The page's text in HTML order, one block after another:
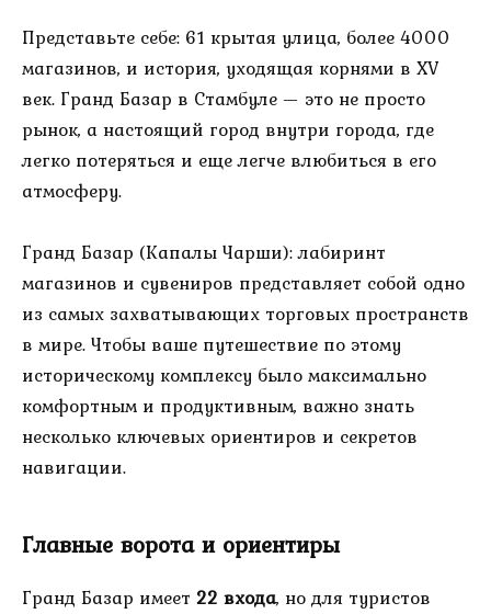
Представьте себе: 61 крытая улица, более 4000
магазинов, и история, уходящая корнями в XV
век. Гранд Базар в Стамбуле — это не просто
рынок, а настоящий город внутри города, где
легко потеряться и еще легче влюбиться в его
атмосферу.
Гранд Базар (Капалы Чарши): лабиринт
магазинов и сувениров представляет собой одно
из самых захватывающих торговых пространств
в мире. Чтобы ваше путешествие по этому
историческому комплексу было максимально
комфортным и продуктивным, важно знать
несколько ключевых ориентиров и секретов
навигации.
Главные ворота и ориентиры
Гранд Базар имеет 22 входа, но для туристов